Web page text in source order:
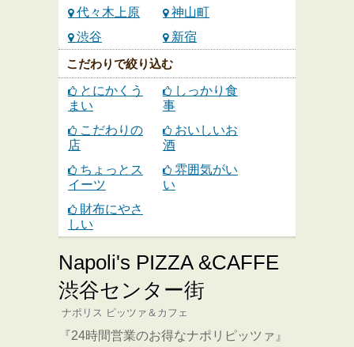
代々木上原
神山町
渋谷
新宿
こだわりで絞り込む
とにかくう
まい
しっかり食
事
こだわりの
店
おいしいお
酒
ちょっとス
イーツ
雰囲気がい
い
財布にやさ
しい
Napoli's PIZZA &CAFFE
渋谷センター街
ナポリス ピッツァ＆カフェ
『24時間営業のお得なナポリピッツァ』